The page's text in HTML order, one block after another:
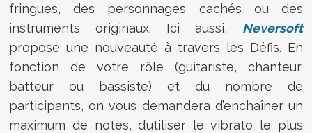
fringues, des personnages cachés ou des
instruments originaux. Ici aussi, Neversoft
propose une nouveauté à travers les Défis. En
fonction de votre rôle (guitariste, chanteur,
batteur ou bassiste) et du nombre de
participants, on vous demandera d’enchaîner un
maximum de notes, d’utiliser le vibrato le plus